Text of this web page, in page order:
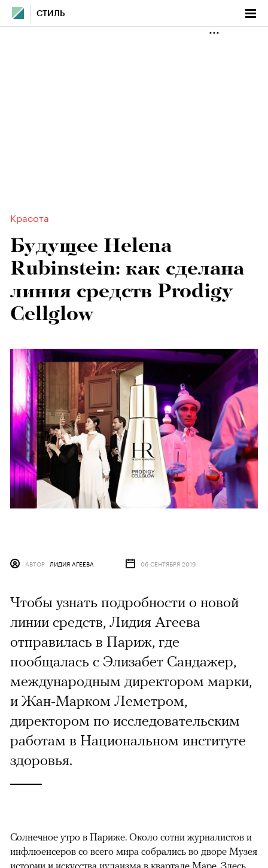
СТИЛЬ
Красота
Будущее Helena
Rubinstein: как сделана
линия средств Prodigy
Cellglow
АВТОР ЛИДИЯ АГЕЕВА 06 СЕНТЯБРЯ 2019
Чтобы узнать подробности о новой
линии средств, Лидия Агеева
отправилась в Париж, где
пообщалась с Элизабет Сандажер,
международным директором марки,
и Жан-Марком Леметром,
директором по исследовательским
работам в Национальном институте
здоровья.
Солнечное утро в Париже. Около сотни журналистов и
инфлюенсеров со всего мира собрались во дворе Музея